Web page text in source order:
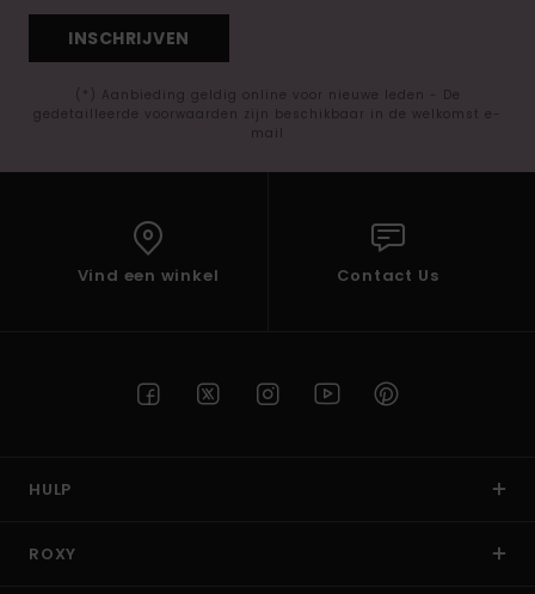
INSCHRIJVEN
(*) Aanbieding geldig online voor nieuwe leden - De
gedetailleerde voorwaarden zijn beschikbaar in de welkomst e-
mail
Vind een winkel Contact Us
HULP
ROXY